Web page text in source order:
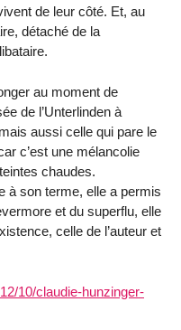
de leur côté. Et, au
détaché de la
au moment de
de l’Unterlinden à
aussi celle qui pare le
c’est une mélancolie
chaudes.
à son terme, elle a permis
et du superflu, elle
celle de l’auteur et
10/claudie-hunzinger-